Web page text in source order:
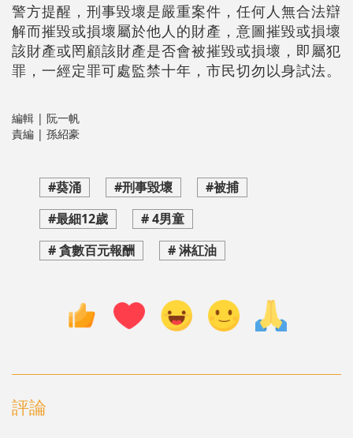
警方提醒，刑事毀壞是嚴重案件，任何人無合法辯
解而摧毀或損壞屬於他人的財產，意圖摧毀或損壞
該財產或罔顧該財產是否會被摧毀或損壞，即屬犯
罪，一經定罪可處監禁十年，市民切勿以身試法。
編輯 | 阮一帆
責編 | 孫紹豪
#葵涌 #刑事毀壞
#被捕
#最細12歲
# 4男童
# 貪數百元報酬
# 淋紅油
評論